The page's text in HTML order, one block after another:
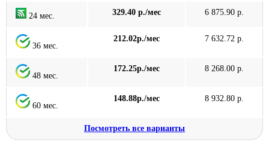
24 мес. 329.40 р./мес 6 875.90 р.
36 мес.
212.02р./мес 7 632.72 р.
48 мес.
172.25р./мес 8 268.00 р.
60 мес.
148.88р./мес 8 932.80 р.
Посмотреть все варианты